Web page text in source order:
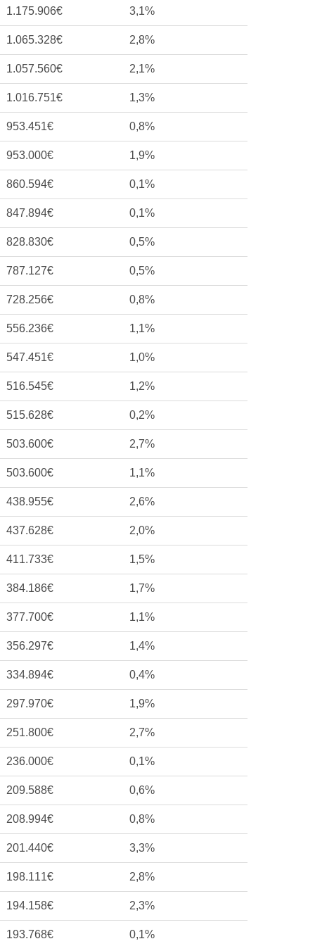
1.175.906€ 3,1%
1.065.328€ 2,8%
1.057.560€ 2,1%
1.016.751€ 1,3%
953.451€ 0,8%
953.000€ 1,9%
860.594€ 0,1%
847.894€ 0,1%
828.830€ 0,5%
787.127€ 0,5%
728.256€ 0,8%
556.236€ 1,1%
547.451€ 1,0%
516.545€ 1,2%
515.628€ 0,2%
503.600€ 2,7%
503.600€ 1,1%
438.955€ 2,6%
437.628€ 2,0%
411.733€ 1,5%
384.186€ 1,7%
377.700€ 1,1%
356.297€ 1,4%
334.894€ 0,4%
297.970€ 1,9%
251.800€ 2,7%
236.000€ 0,1%
209.588€ 0,6%
208.994€ 0,8%
201.440€ 3,3%
198.111€ 2,8%
194.158€ 2,3%
193.768€ 0,1%